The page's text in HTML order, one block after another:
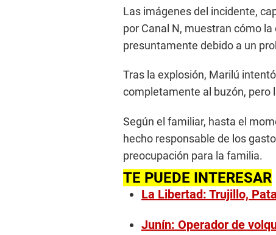
Las imágenes del incidente,
por Canal N, muestran cómo
presuntamente debido a un
Tras la explosión, Marilú
completamente al buzón, pero
Según el familiar, hasta el
hecho responsable de los
preocupación para la familia.
TE PUEDE INTERESAR
La Libertad: Trujillo,
Junín: Operador de